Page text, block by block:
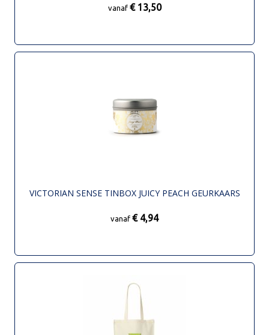
vanaf € 13,50
VICTORIAN SENSE TINBOX JUICY PEACH GEURKAARS
vanaf € 4,94